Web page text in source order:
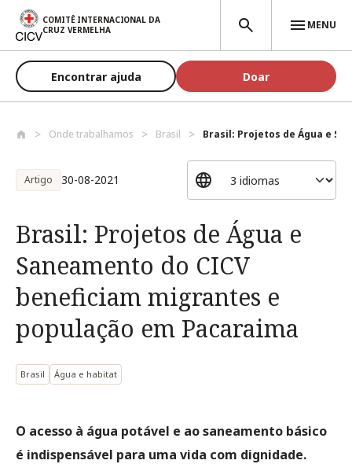
Passar para o conteúdo principal
COMITÊ INTERNACIONAL DA
CRUZ VERMELHA
MENU
Encontrar ajuda Doar
Onde trabalhamos Brasil Brasil: Projetos de Água e
Artigo 30-08-2021
Brasil: Projetos de Água e
Saneamento do CICV
beneficiam migrantes e
população em Pacaraima
Brasil Água e habitat
O acesso à água potável e ao saneamento básico
é indispensável para uma vida com dignidade.